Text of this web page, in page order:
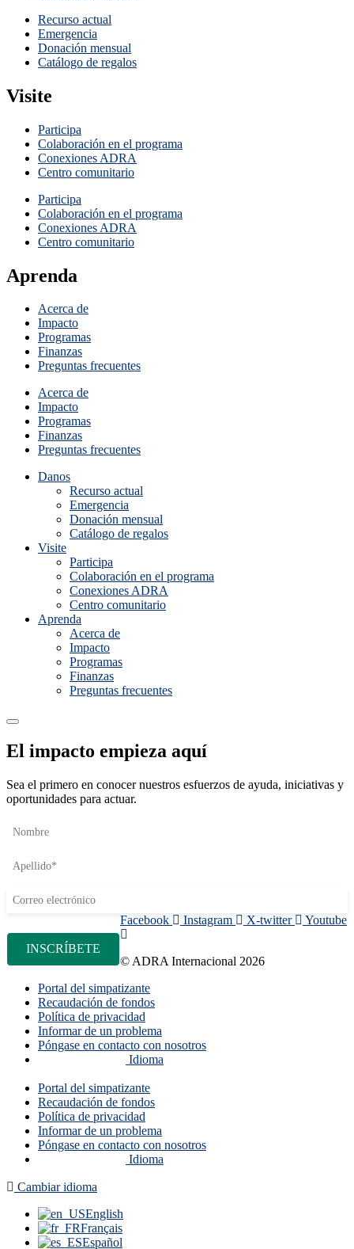
Recurso actual
Emergencia
Donación mensual
Catálogo de regalos
Visite
Participa
Colaboración en el programa
Conexiones ADRA
Centro comunitario
Participa
Colaboración en el programa
Conexiones ADRA
Centro comunitario
Aprenda
Acerca de
Impacto
Programas
Finanzas
Preguntas frecuentes
Acerca de
Impacto
Programas
Finanzas
Preguntas frecuentes
Danos
Recurso actual
Emergencia
Donación mensual
Catálogo de regalos
Visite
Participa
Colaboración en el programa
Conexiones ADRA
Centro comunitario
Aprenda
Acerca de
Impacto
Programas
Finanzas
Preguntas frecuentes
El impacto empieza aquí
Sea el primero en conocer nuestros esfuerzos de ayuda, iniciativas y
oportunidades para actuar.
Facebook Instagram X-twitter Youtube
© ADRA Internacional 2026
Portal del simpatizante
Recaudación de fondos
Política de privacidad
Informar de un problema
Póngase en contacto con nosotros
Idioma
Portal del simpatizante
Recaudación de fondos
Política de privacidad
Informar de un problema
Póngase en contacto con nosotros
Idioma
Cambiar idioma
English
Français
Español